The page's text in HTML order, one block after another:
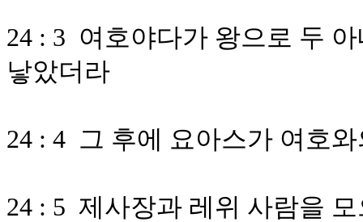
24 : 3 여호야다가 왕으로 두
낳았더라
24 : 4 그 후에 요아스가 여호
24 : 5 제사장과 레위 사람을